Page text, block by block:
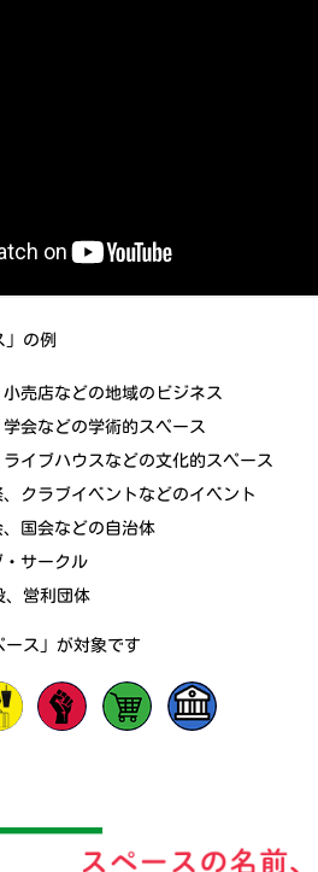
」の例
売店などの地域のビジネス
会などの学術的スペース
イブハウスなどの文化的スペース
クラブイベントなどのイベント
国会などの自治体
サークル
、営利団体
ス」が対象です